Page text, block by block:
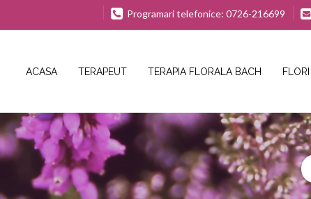
Programari telefonice: 0726-216699
ACASA TERAPEUT TERAPIA FLORALA BACH